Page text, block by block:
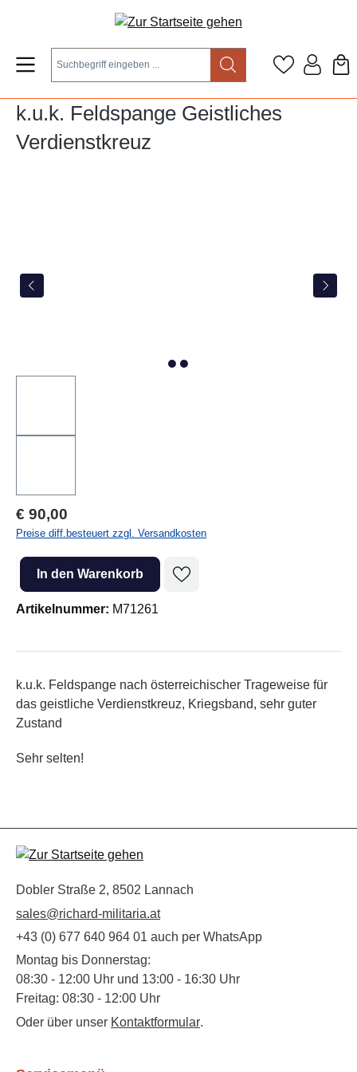
Zum Hauptinhalt springen
k.u.k. Feldspange Geistliches
Verdienstkreuz
Regulärer Preis:
€ 90,00
Preise diff.besteuert zzgl. Versandkosten
Produkt Anzahl: Gib den gewünschten Wert ein oder benutze die
In den Warenkorb
Artikelnummer: M71261
k.u.k. Feldspange nach österreichischer Trageweise für
das geistliche Verdienstkreuz, Kriegsband, sehr guter
Zustand
Sehr selten!
Dobler Straße 2, 8502 Lannach
sales@richard-militaria.at
+43 (0) 677 640 964 01 auch per WhatsApp
Montag bis Donnerstag:
08:30 - 12:00 Uhr und 13:00 - 16:30 Uhr
Freitag: 08:30 - 12:00 Uhr
Oder über unser Kontaktformular.